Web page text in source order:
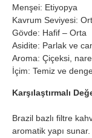
Menşei: Etiyopya
Kavrum Seviyesi:
Gövde: Hafif – Orta
Asidite: Parlak ve
Aroma: Çiçeksi,
İçim: Temiz ve
Karşılaştırmalı
Brazil bazlı filtre
aromatik yapı sunar.